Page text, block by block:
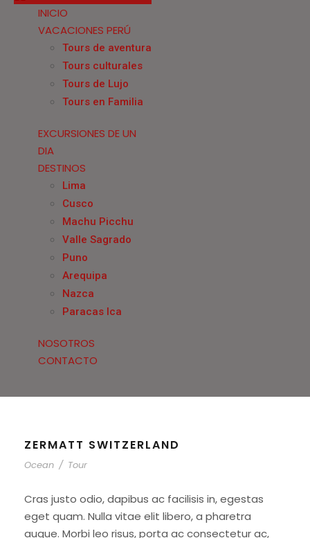
INICIO
VACACIONES PERÚ
Tours de aventura
Tours culturales
Tours de Lujo
Tours en Familia
EXCURSIONES DE UN
DIA
DESTINOS
Lima
Cusco
Machu Picchu
Valle Sagrado
Puno
Arequipa
Nazca
Paracas Ica
NOSOTROS
CONTACTO
ZERMATT SWITZERLAND
Ocean / Tour
Cras justo odio, dapibus ac facilisis in, egestas
eget quam. Nulla vitae elit libero, a pharetra
augue. Morbi leo risus, porta ac consectetur ac,